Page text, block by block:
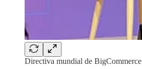
Directiva mundial de BigCommerce